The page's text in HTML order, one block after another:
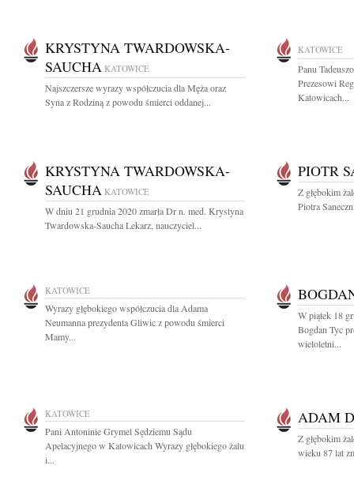
KRYSTYNA TWARDOWSKA-
SAUCHA KATOWICE
Najszczersze wyrazy współczucia dla Męża oraz
Syna z Rodziną z powodu śmierci oddanej...
KATOWICE
Panu
Prezesowi
Katowicach...
KRYSTYNA TWARDOWSKA-
SAUCHA KATOWICE
W dniu 21 grudnia 2020 zmarła Dr n. med. Krystyna
Twardowska-Saucha Lekarz, nauczyciel...
PIOTR
Z głębokim
Piotra
KATOWICE
Wyrazy głębokiego współczucia dla Adama
Neumanna prezydenta Gliwic z powodu śmierci
Mamy...
W piątek 18
Bogdan Tyc
wieloletni...
KATOWICE
Pani Antoninie Grymel Sędziemu Sądu
Apelacyjnego w Katowicach Wyrazy głębokiego żalu
i...
ADAM
Z głębokim
wieku 87 lat